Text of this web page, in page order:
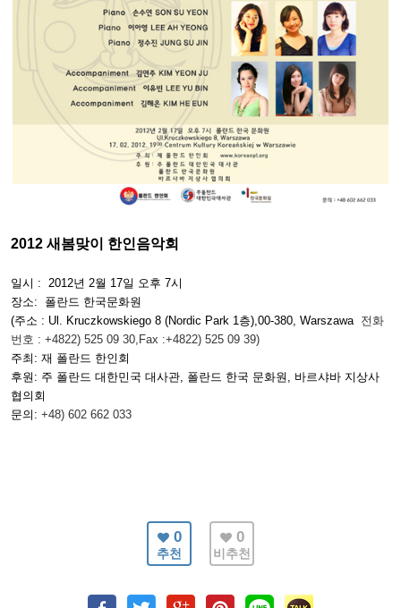
2012 새봄맞이 한인음악회
일시 : 2012년 2월 17일 오후 7시
장소: 폴란드 한국문화원
(주소 : Ul. Kruczkowskiego 8 (Nordic Park 1층),00-380, Warszawa 전화
번호 : +4822) 525 09 30,Fax :+4822) 525 09 39)
주최: 재 폴란드 한인회
후원: 주 폴란드 대한민국 대사관, 폴란드 한국 문화원, 바르샤바 지상사
협의회
문의: +48) 602 662 033
0
추천
0
비추천